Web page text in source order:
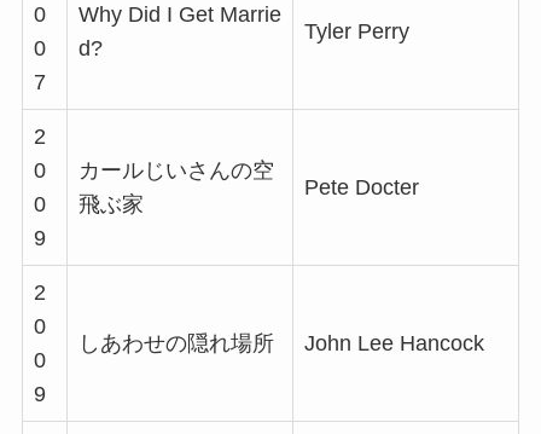
0
0
7
Why Did I Get Marrie
d?
Tyler Perry
2
0
0
9
カールじいさんの空
飛ぶ家
Pete Docter
2
0
0
9
しあわせの隠れ場所 John Lee Hancock